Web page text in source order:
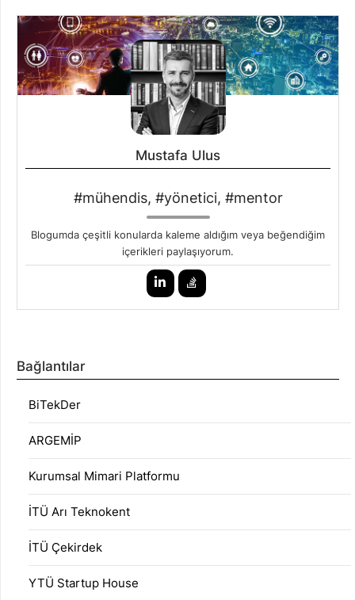
Mustafa Ulus
#mühendis, #yönetici, #mentor
Blogumda çeşitli konularda kaleme aldığım veya beğendiğim
içerikleri paylaşıyorum.
Bağlantılar
BiTekDer
ARGEMİP
Kurumsal Mimari Platformu
İTÜ Arı Teknokent
İTÜ Çekirdek
YTÜ Startup House